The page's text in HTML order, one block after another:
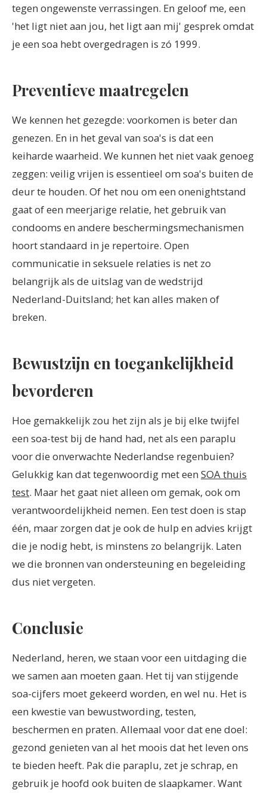
tegen ongewenste verrassingen. En geloof me, een
'het ligt niet aan jou, het ligt aan mij' gesprek omdat
je een soa hebt overgedragen is zó 1999.
Preventieve maatregelen
We kennen het gezegde: voorkomen is beter dan
genezen. En in het geval van soa's is dat een
keiharde waarheid. We kunnen het niet vaak genoeg
zeggen: veilig vrijen is essentieel om soa's buiten de
deur te houden. Of het nou om een onenightstand
gaat of een meerjarige relatie, het gebruik van
condooms en andere beschermingsmechanismen
hoort standaard in je repertoire. Open
communicatie in seksuele relaties is net zo
belangrijk als de uitslag van de wedstrijd
Nederland-Duitsland; het kan alles maken of
breken.
Bewustzijn en toegankelijkheid
bevorderen
Hoe gemakkelijk zou het zijn als je bij elke twijfel
een soa-test bij de hand had, net als een paraplu
voor die onverwachte Nederlandse regenbuien?
Gelukkig kan dat tegenwoordig met een SOA thuis
test. Maar het gaat niet alleen om gemak, ook om
verantwoordelijkheid nemen. Een test doen is stap
één, maar zorgen dat je ook de hulp en advies krijgt
die je nodig hebt, is minstens zo belangrijk. Laten
we die bronnen van ondersteuning en begeleiding
dus niet vergeten.
Conclusie
Nederland, heren, we staan voor een uitdaging die
we samen aan moeten gaan. Het tij van stijgende
soa-cijfers moet gekeerd worden, en wel nu. Het is
een kwestie van bewustwording, testen,
beschermen en praten. Allemaal voor dat ene doel:
gezond genieten van al het moois dat het leven ons
te bieden heeft. Pak die paraplu, zet je schrap, en
gebruik je hoofd ook buiten de slaapkamer. Want